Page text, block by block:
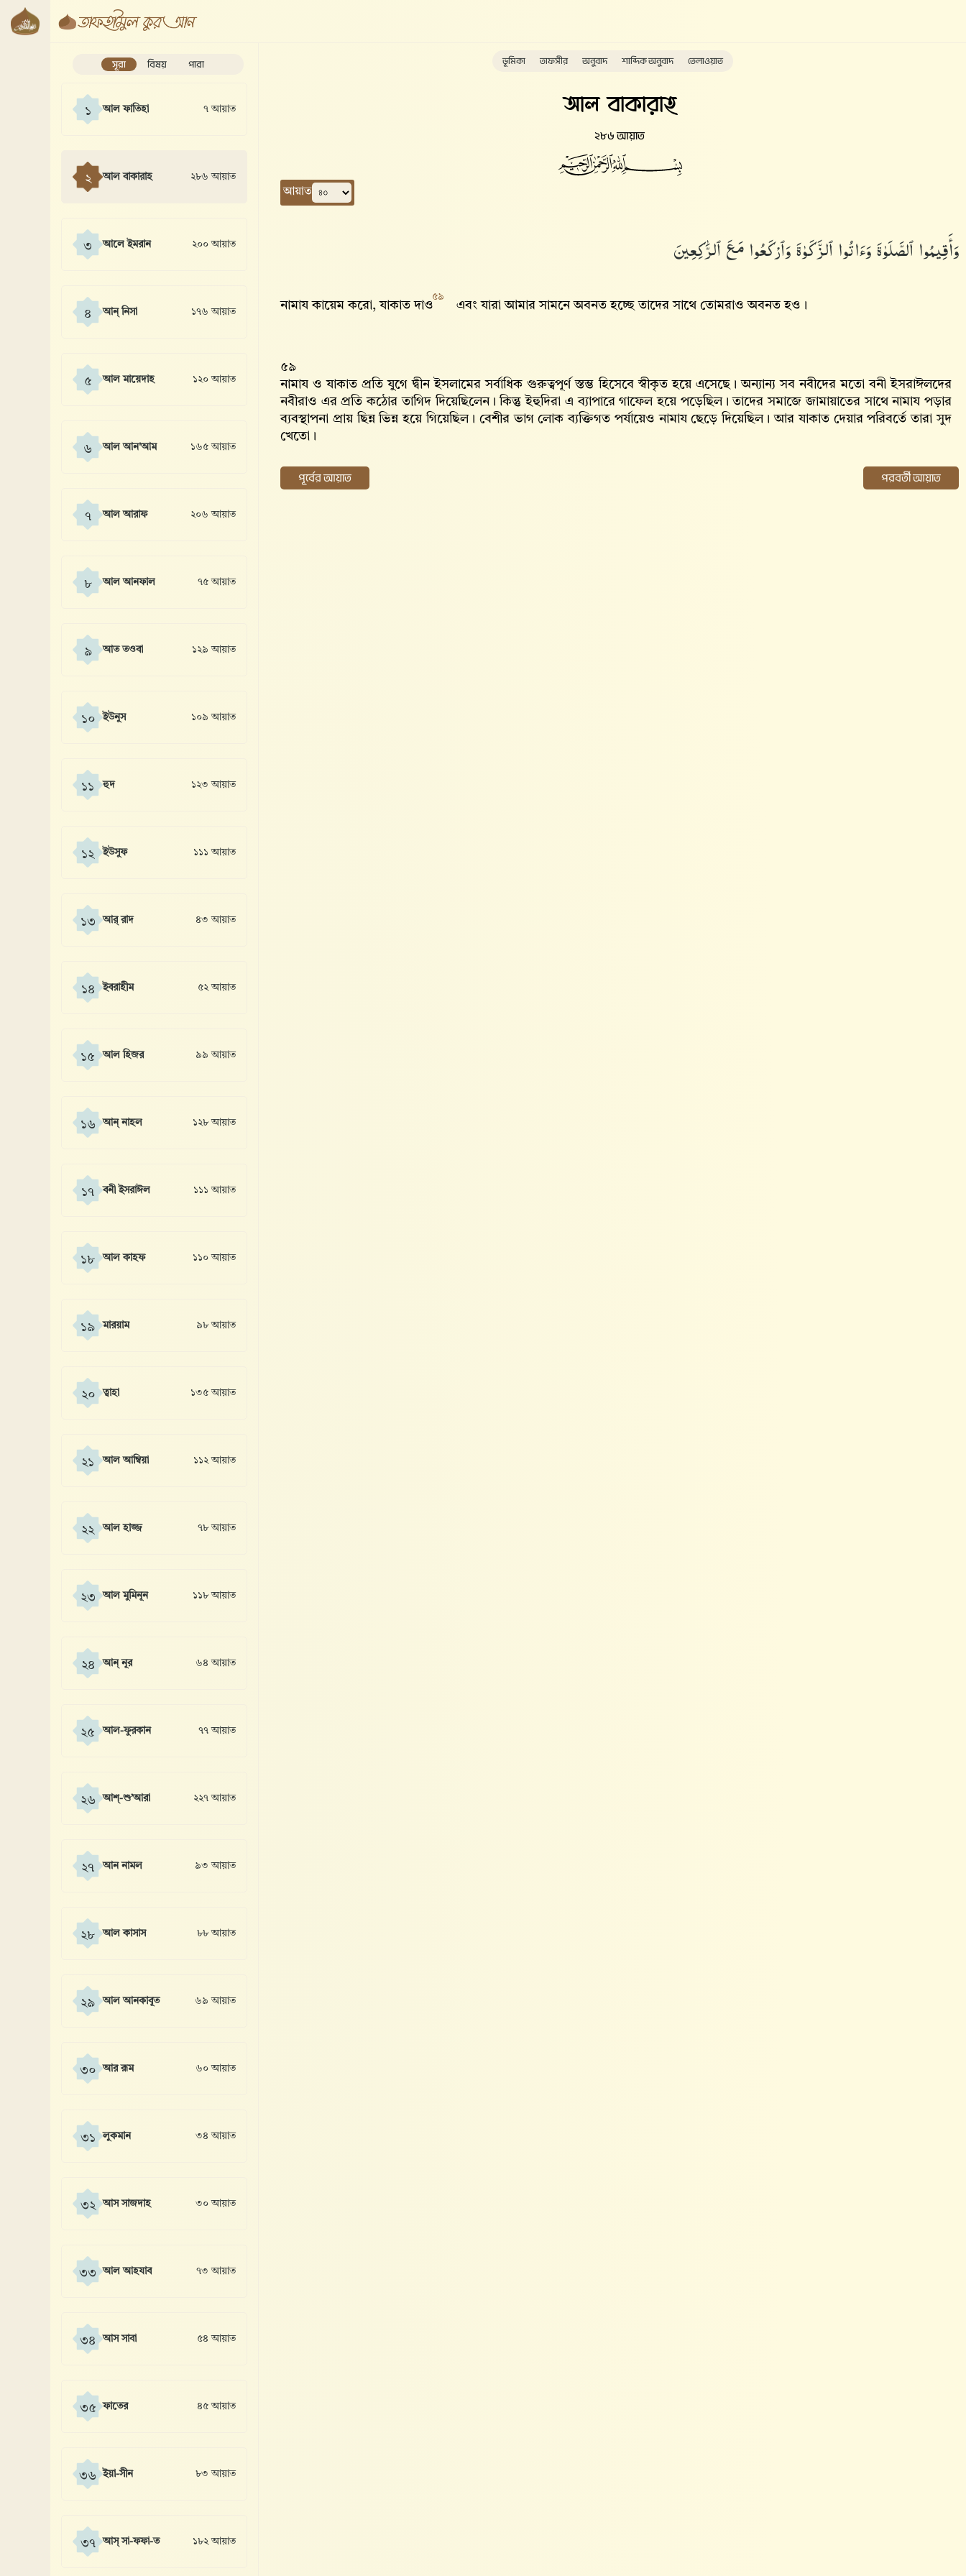
সূরা বিষয় পারা
১ আল ফাতিহা ৭ আয়াত
২ আল বাকারাহ ২৮৬ আয়াত
৩ আলে ইমরান ২০০ আয়াত
৪ আন্ নিসা ১৭৬ আয়াত
৫ আল মায়েদাহ ১২০ আয়াত
৬ আল আন'আম ১৬৫ আয়াত
৭ আল আরাফ ২০৬ আয়াত
৮ আল আনফাল ৭৫ আয়াত
৯ আত তওবা ১২৯ আয়াত
১০ ইউনুস ১০৯ আয়াত
১১ হুদ ১২৩ আয়াত
১২ ইউসুফ ১১১ আয়াত
১৩ আর্ রাদ ৪৩ আয়াত
১৪ ইবরাহীম ৫২ আয়াত
১৫ আল হিজর ৯৯ আয়াত
১৬ আন্ নাহল ১২৮ আয়াত
১৭ বনী ইসরাঈল ১১১ আয়াত
১৮ আল কাহফ ১১০ আয়াত
১৯ মারয়াম ৯৮ আয়াত
২০ ত্বাহা ১৩৫ আয়াত
২১ আল আম্বিয়া ১১২ আয়াত
২২ আল হাজ্জ ৭৮ আয়াত
২৩ আল মুমিনূন ১১৮ আয়াত
২৪ আন্ নূর ৬৪ আয়াত
২৫ আল-ফুরকান ৭৭ আয়াত
২৬ আশ্-শু’আরা ২২৭ আয়াত
২৭ আন নামল ৯৩ আয়াত
২৮ আল কাসাস ৮৮ আয়াত
২৯ আল আনকাবূত ৬৯ আয়াত
৩০ আর রূম ৬০ আয়াত
৩১ লুকমান ৩৪ আয়াত
৩২ আস সাজদাহ ৩০ আয়াত
৩৩ আল আহযাব ৭৩ আয়াত
৩৪ আস সাবা ৫৪ আয়াত
৩৫ ফাতের ৪৫ আয়াত
৩৬ ইয়া-সীন ৮৩ আয়াত
৩৭ আস্ সা-ফফা-ত ১৮২ আয়াত
ভূমিকা তাফসীর অনুবাদ শাব্দিক অনুবাদ তেলাওয়াত
আল বাকারাহ
২৮৬ আয়াত
আয়াত
وَأَقِيمُوا۟ ٱلصَّلَوٰةَ وَءَاتُوا۟ ٱلزَّكَوٰةَ وَٱرْكَعُوا۟ مَعَ ٱلرَّٰكِعِينَ
নামায কায়েম করো, যাকাত দাও
৫৯
এবং যারা আমার সামনে অবনত হচ্ছে তাদের সাথে তোমরাও অবনত হও।
৫৯
নামায ও যাকাত প্রতি যুগে দ্বীন ইসলামের সর্বাধিক গুরুত্বপূর্ণ স্তম্ভ হিসেবে স্বীকৃত হয়ে এসেছে। অন্যান্য সব নবীদের মতো বনী ইসরাঈলদের
নবীরাও এর প্রতি কঠোর তাগিদ দিয়েছিলেন। কিন্তু ইহুদিরা এ ব্যাপারে গাফেল হয়ে পড়েছিল। তাদের সমাজে জামায়াতের সাথে নামায পড়ার
ব্যবস্থাপনা প্রায় ছিন্ন ভিন্ন হয়ে গিয়েছিল। বেশীর ভাগ লোক ব্যক্তিগত পর্যায়েও নামায ছেড়ে দিয়েছিল। আর যাকাত দেয়ার পরিবর্তে তারা সুদ
খেতো।
পূর্বের আয়াত পরবর্তী আয়াত